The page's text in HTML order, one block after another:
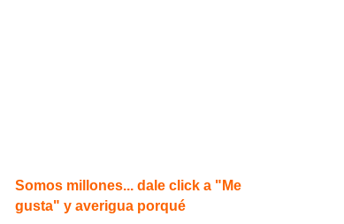
Somos millones... dale click a "Me
gusta" y averigua porqué